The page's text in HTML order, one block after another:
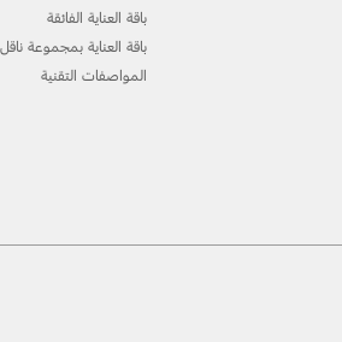
باقة العناية الفائقة
باقة العناية بمجموعة
المواصفات التقنية